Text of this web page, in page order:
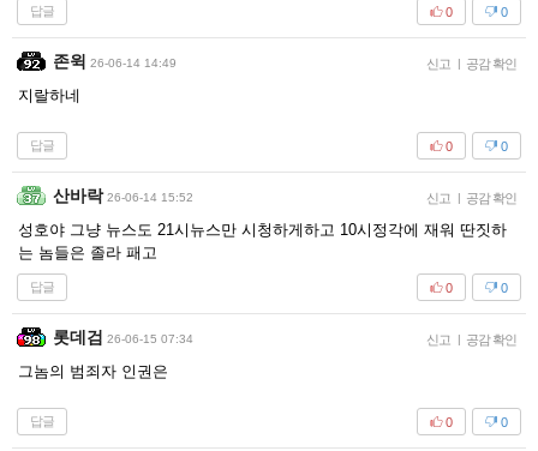
답글 0
0
존윅 26-06-14 14:49 신고 | 공감 확인
지랄하네
답글 0
0
산바락 26-06-14 15:52 신고 | 공감 확인
성호야 그냥 뉴스도 21시뉴스만 시청하게하고 10시정각에 재워 딴짓하
는 놈들은 졸라 패고
답글 0
0
롯데검 26-06-15 07:34 신고 | 공감 확인
그놈의 범죄자 인권은
답글 0
0